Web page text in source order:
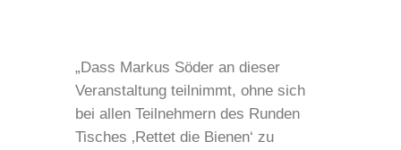
„Dass Markus Söder an dieser
Veranstaltung teilnimmt, ohne sich
bei allen Teilnehmern des Runden
Tisches ‚Rettet die Bienen‘ zu